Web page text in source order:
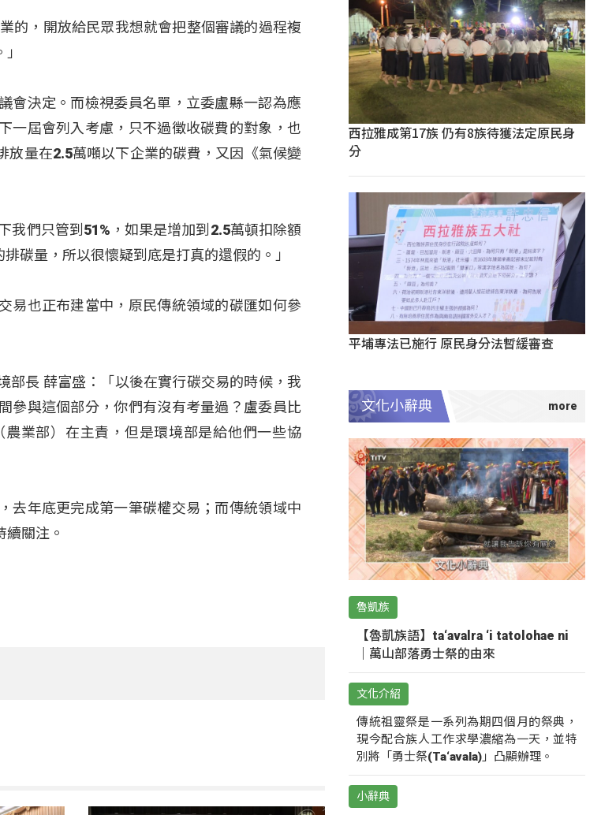
的，開放給民眾我想就會把整個審議的過程複
會決定。而檢視委員名單，立委盧縣一認為應
一屆會列入考慮，只不過徵收碳費的對象，也
量在2.5萬噸以下企業的碳費，又因《氣候變
我們只管到51%，如果是增加到2.5萬頓扣除額
碳量，所以很懷疑到底是打真的還假的。」
易也正布建當中，原民傳統領域的碳匯如何參
部長 薛富盛：「以後在實行碳交易的時候，我
參與這個部分，你們有沒有考量過？盧委員比
業部）在主責，但是環境部是給他們一些協
去年底更完成第一筆碳權交易；而傳統領域中
關注。
西拉雅成第17族 仍有8族待獲法定原民身
分
平埔專法已施行 原民身分法暫緩審查
文化小辭典
魯凱族
【魯凱族語】ta‘avalra ‘i tatolohae ni
｜萬山部落勇士祭的由來
文化介紹
傳統祖靈祭是一系列為期四個月的祭典，
現今配合族人工作求學濃縮為一天，並特
別將「勇士祭(Ta‘avala)」凸顯辦理。
小辭典